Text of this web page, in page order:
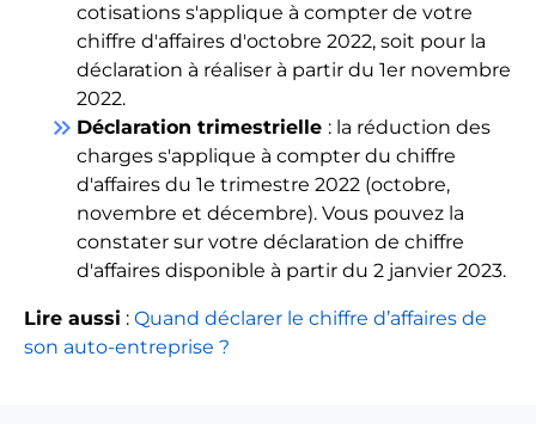
cotisations s'applique à compter de votre
chiffre d'affaires d'octobre 2022, soit pour la
déclaration à réaliser à partir du 1er novembre
2022.
keyboard_double_arrow_right Déclaration trimestrielle : la réduction des
charges s'applique à compter du chiffre
d'affaires du 1e trimestre 2022 (octobre,
novembre et décembre). Vous pouvez la
constater sur votre déclaration de chiffre
d'affaires disponible à partir du 2 janvier 2023.
Lire aussi : Quand déclarer le chiffre d’affaires de
son auto-entreprise ?